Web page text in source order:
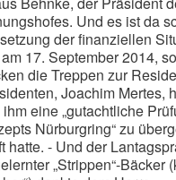
Und es ist da
der finanziellen
17. September 2014,
die Treppen zur
Joachim Mertes,
eine „gutachtliche
Nürburgring“ zu
hatte. - Und der
„Strippen“-Bäcker